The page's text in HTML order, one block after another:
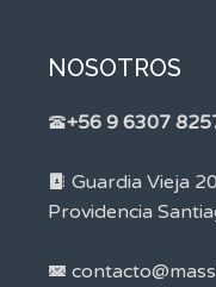
NOSOTROS
+56 9 6307
Guardia Vieja
Providencia